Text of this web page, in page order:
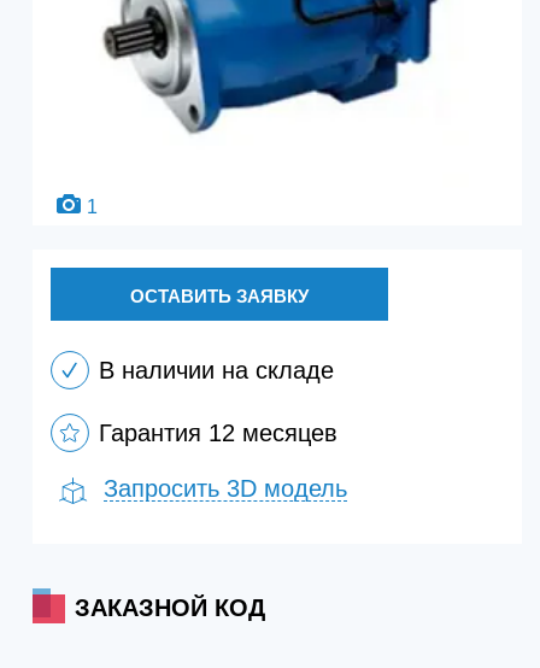
1
ОСТАВИТЬ ЗАЯВКУ
В наличии на складе
Гарантия 12 месяцев
Запросить 3D модель
ЗАКАЗНОЙ КОД